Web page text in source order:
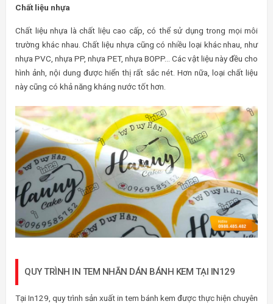
Chất liệu nhựa
Chất liệu nhựa là chất liệu cao cấp, có thể sử dụng trong mọi môi
trường khác nhau. Chất liệu nhựa cũng có nhiều loại khác nhau, như
nhựa PVC, nhựa PP, nhựa PET, nhựa BOPP… Các vật liệu này đều cho
hình ảnh, nội dung được hiển thị rất sắc nét. Hơn nữa, loại chất liệu
này cũng có khả năng kháng nước tốt hơn.
QUY TRÌNH IN TEM NHÃN DÁN BÁNH KEM TẠI IN129
Tại In129, quy trình sản xuất in tem bánh kem được thực hiện chuyên